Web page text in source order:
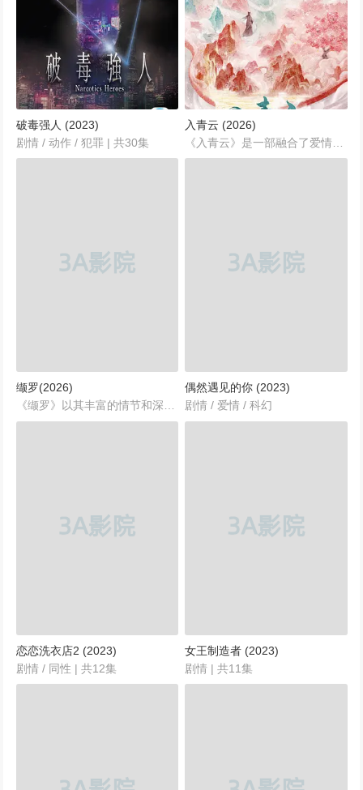
破毒强人 (2023)
剧情 / 动作 / 犯罪 | 共30集
入青云 (2026)
缬罗(2026)
《缬罗》以其丰富的情节和深刻的主题，赢得了观众的高度评价。它不仅提供了扣人心弦的观影体验，更传递了积极向上的正能量。通过这部剧，观众不仅能感受到古装剧的魅力，更能体会到爱情和勇气的力量。缇兰和汤乾自的故事，将继续激励每一位观众，勇敢面对生活中的每一个挑战。...
偶然遇见的你 (2023)
剧情 / 爱情 / 科幻
恋恋洗衣店2 (2023)
剧情 / 同性 | 共12集
女王制造者 (2023)
剧情 | 共11集